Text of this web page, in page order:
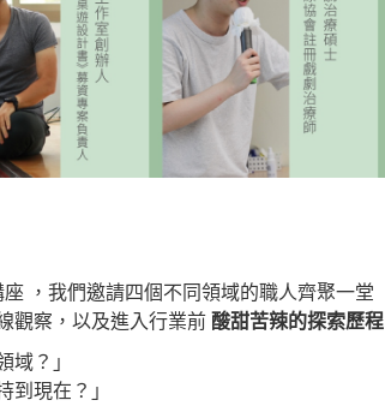
，我們邀請四個不同領域的職人齊聚一堂
觀察，以及進入行業前 酸甜苦辣的探索歷程
域？」
到現在？」